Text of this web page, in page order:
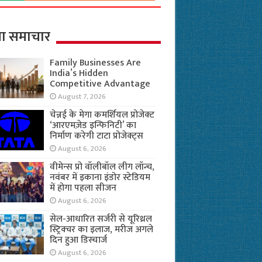
समाचार
Family Businesses Are
India’s Hidden
Competitive Advantage
August 7, 2026
चेन्नई के मेगा कमर्शियल प्रोजेक्ट
‘आरएमज़ेड इन्फिनिटी’ का
निर्माण करेगी टाटा प्रोजेक्ट्स
August 6, 2026
वीमेन्स प्रो वॉलीबॉल लीग लॉन्च,
नवंबर में इकाना इंडोर स्टेडियम
में होगा पहला सीजन
August 6, 2026
सेल-आधारित सर्जरी से यूरिथ्रल
स्ट्रिक्चर का इलाज, मरीज अगले
दिन हुआ डिस्चार्ज
August 6, 2026